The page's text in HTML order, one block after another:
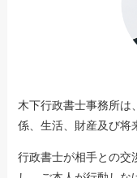
木下行政書士事務所は
係、生活、財産及び将
行政書士が相手との交